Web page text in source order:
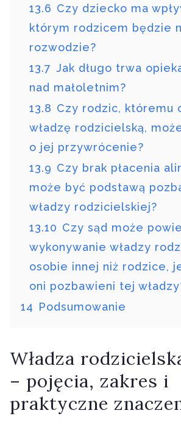
13.6 Czy dziecko ma
którym rodzicem będzie
rozwodzie?
13.7 Jak długo trwa
nad małoletnim?
13.8 Czy rodzic, któremu
władzę rodzicielską,
o jej przywrócenie?
13.9 Czy brak płacenia
może być podstawą
władzy rodzicielskiej?
13.10 Czy sąd może
wykonywanie władzy
osobie innej niż rodzice,
oni pozbawieni tej
14 Podsumowanie
Władza
– pojęcia, zakres i
praktyczne